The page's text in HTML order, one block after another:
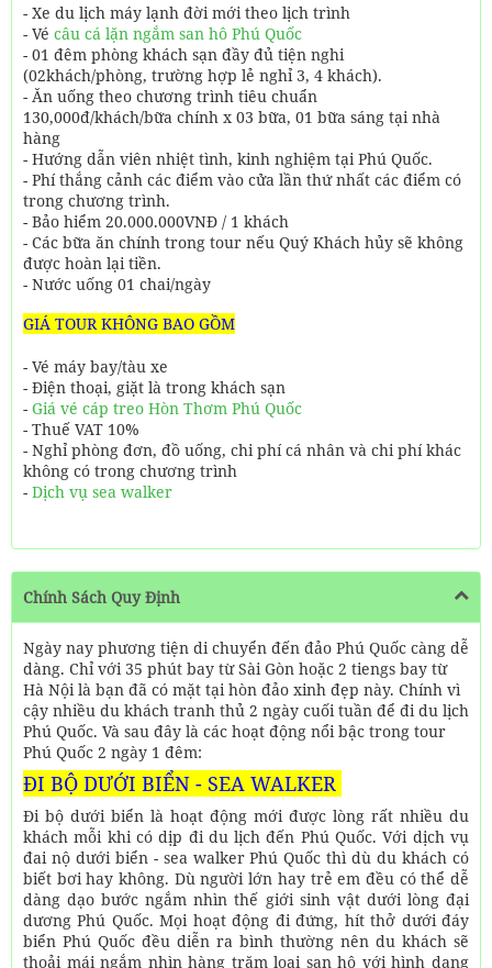
- Xe du lịch máy lạnh đời mới theo lịch trình
- Vé câu cá lặn ngắm san hô Phú Quốc
- 01 đêm phòng khách sạn đầy đủ tiện nghi
(02khách/phòng, trường hợp lẻ nghỉ 3, 4 khách).
- Ăn uống theo chương trình tiêu chuẩn
130,000đ/khách/bữa chính x 03 bữa, 01 bữa sáng tại nhà
hàng
- Hướng dẫn viên nhiệt tình, kinh nghiệm tại Phú Quốc.
- Phí thắng cảnh các điểm vào cửa lần thứ nhất các điểm có
trong chương trình.
- Bảo hiểm 20.000.000VNĐ / 1 khách
- Các bữa ăn chính trong tour nếu Quý Khách hủy sẽ không
được hoàn lại tiền.
- Nước uống 01 chai/ngày
GIÁ TOUR KHÔNG BAO GỒM
- Vé máy bay/tàu xe
- Điện thoại, giặt là trong khách sạn
- Giá vé cáp treo Hòn Thơm Phú Quốc
- Thuế VAT 10%
- Nghỉ phòng đơn, đồ uống, chi phí cá nhân và chi phí khác
không có trong chương trình
- Dịch vụ sea walker
Chính Sách Quy Định
Ngày nay phương tiện di chuyển đến đảo Phú Quốc càng dễ
dàng. Chỉ với 35 phút bay từ Sài Gòn hoặc 2 tiengs bay từ
Hà Nội là bạn đã có mặt tại hòn đảo xinh đẹp này. Chính vì
cậy nhiều du khách tranh thủ 2 ngày cuối tuần để đi du lịch
Phú Quốc. Và sau đây là các hoạt động nổi bậc trong tour
Phú Quốc 2 ngày 1 đêm:
ĐI BỘ DƯỚI BIỂN - SEA WALKER
Đi bộ dưới biển là hoạt động mới được lòng rất nhiều du
khách mỗi khi có dịp đi du lịch đến Phú Quốc. Với dịch vụ
đai nộ dưới biển - sea walker Phú Quốc thì dù du khách có
biết bơi hay không. Dù người lớn hay trẻ em đều có thể dễ
dàng dạo bước ngắm nhìn thế giới sinh vật dưới lòng đại
dương Phú Quốc. Mọi hoạt động đi đứng, hít thở dưới đáy
biển Phú Quốc đều diễn ra bình thường nên du khách sẽ
thoải mái ngắm nhìn hàng trăm loại san hô với hình dạng